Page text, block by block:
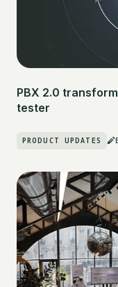
PBX 2.0
tester
PRODUCT UPDATES